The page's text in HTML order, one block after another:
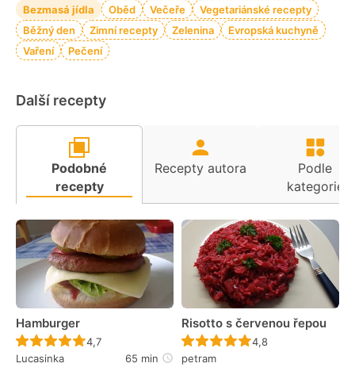
Bezmasá jídla Oběd Večeře
Vegetariánské recepty
Běžný den
Zimní recepty Zelenina
Evropská kuchyně
Vaření
Pečení
Další recepty
Podobné
recepty
Recepty autora
Podle
kategorie
Hamburger
Recept ještě nebyl hodnocen
4,7
Lucasinka
65 min
Risotto s červenou řepou
Recept ještě nebyl
4,8
petram